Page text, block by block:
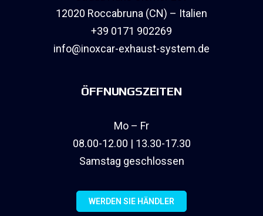
12020 Roccabruna (CN) – Italien
+39 0171 902269
info@inoxcar-exhaust-system.de
ÖFFNUNGSZEITEN
Mo – Fr
08.00-12.00 | 13.30-17.30
Samstag geschlossen
WERDEN SIE HÄNDLER